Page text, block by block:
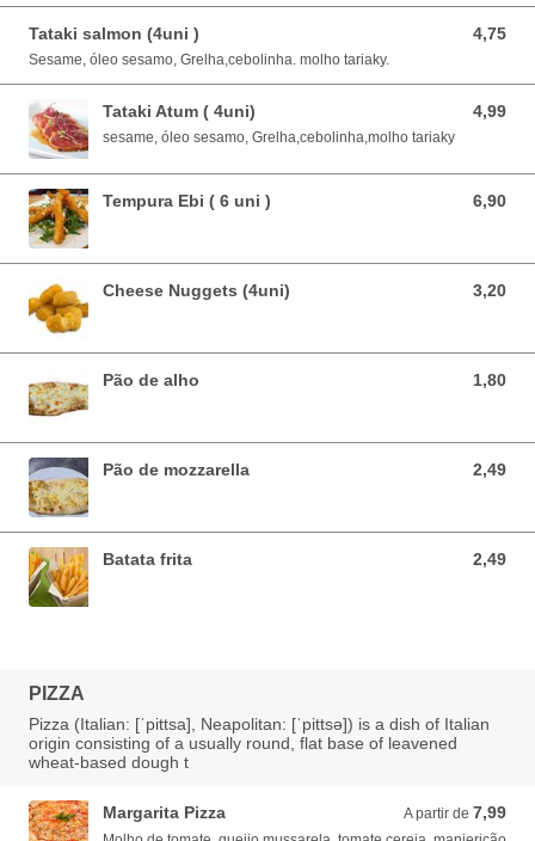
Tataki salmon (4uni ) 4,75
4,75 EUR
Sesame, óleo sesamo, Grelha,cebolinha. molho tariaky.
Tataki Atum ( 4uni) 4,99
4,99 EUR
sesame, óleo sesamo, Grelha,cebolinha,molho tariaky
Tempura Ebi ( 6 uni ) 6,90
6,90 EUR
Cheese Nuggets (4uni) 3,20
3,20 EUR
Pão de alho 1,80
1,80 EUR
Pão de mozzarella 2,49
2,49 EUR
Batata frita 2,49
2,49 EUR
PIZZA
Pizza (Italian: [ˈpittsa], Neapolitan: [ˈpittsə]) is a dish of Italian
origin consisting of a usually round, flat base of leavened
wheat-based dough t
Margarita Pizza A partir de 7,99
A partir de 7,99 EUR